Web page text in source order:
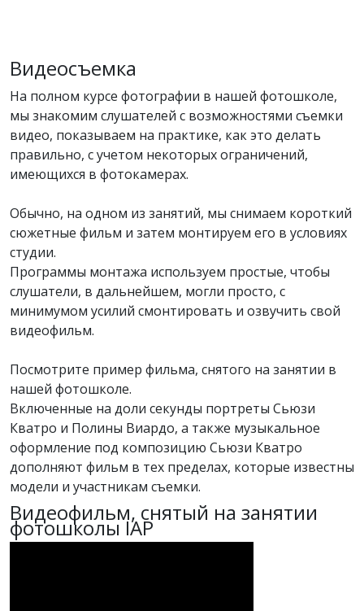
Видеосъемка
На полном курсе фотографии в нашей фотошколе,
мы знакомим слушателей с возможностями съемки
видео, показываем на практике, как это делать
правильно, с учетом некоторых ограничений,
имеющихся в фотокамерах.
Обычно, на одном из занятий, мы снимаем короткий
сюжетные фильм и затем монтируем его в условиях
студии.
Программы монтажа используем простые, чтобы
слушатели, в дальнейшем, могли просто, с
минимумом усилий смонтировать и озвучить свой
видеофильм.
Посмотрите пример фильма, снятого на занятии в
нашей фотошколе.
Включенные на доли секунды портреты Сьюзи
Кватро и Полины Виардо, а также музыкальное
оформление под композицию Сьюзи Кватро
дополняют фильм в тех пределах, которые известны
модели и участникам съемки.
Видеофильм, снятый на занятии
фотошколы IAP